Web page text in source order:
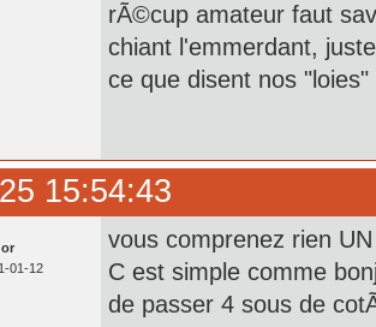
rÃ©cup amateur faut
chiant l'emmerdant,
ce que disent nos
15:54:43
01-12
vous comprenez rien
C est simple comme
de passer 4 sous de